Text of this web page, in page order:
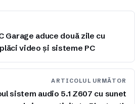
Garage aduce două zile cu
video și sisteme PC
ARTICOLUL URMĂTOR
sistem audio 5.1 Z607 cu sunet